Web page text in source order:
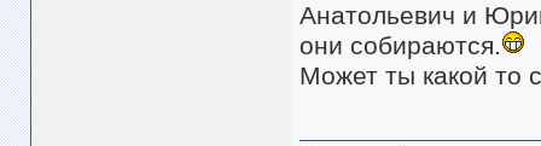
Анатольевич и
они собираются.
Может ты какой то